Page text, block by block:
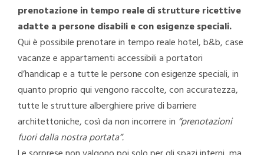
prenotazione in tempo reale di strutture ricettive
adatte a persone disabili e con esigenze speciali.
Qui è possibile prenotare in tempo reale hotel, b&b, case
vacanze e appartamenti accessibili a portatori
d’handicap e a tutte le persone con esigenze speciali, in
quanto proprio qui vengono raccolte, con accuratezza,
tutte le strutture alberghiere prive di barriere
architettoniche, così da non incorrere in “prenotazioni
fuori dalla nostra portata”.